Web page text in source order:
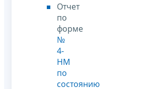
Отчет
по
форме
№
4-
НМ
по
состоянию